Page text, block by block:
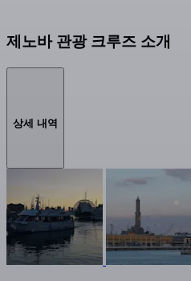
제노바 관광 크루즈 소개
상세 내역